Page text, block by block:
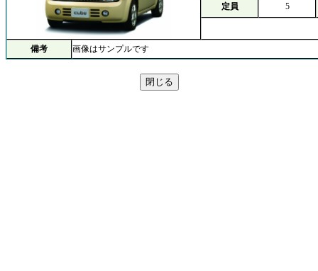
定員 5
備考 画像はサンプルです